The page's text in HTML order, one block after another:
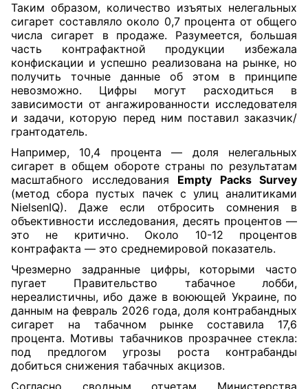
Таким образом, количество изъятых нелегальных
сигарет составляло около 0,7 процента от общего
числа сигарет в продаже. Разумеется, большая
часть контрафактной продукции избежала
конфискации и успешно реализована на рынке, но
получить точные данные об этом в принципе
невозможно. Цифры могут расходиться в
зависимости от ангажированности исследователя
и задачи, которую перед ним поставил заказчик/
грантодатель.
Например, 10,4 процента — доля нелегальных
сигарет в общем обороте страны по результатам
масштабного исследования Empty Packs Survey
(метод сбора пустых пачек с улиц аналитиками
NielsenIQ). Даже если отбросить сомнения в
объективности исследования, десять процентов —
это не критично. Около 10-12 процентов
контрафакта — это среднемировой показатель.
Чрезмерно задранные цифры, которыми часто
пугает Правительство табачное лобби,
нереалистичны, ибо даже в воюющей Украине, по
данным на февраль 2026 года, доля контрабандных
сигарет на табачном рынке составила 17,6
процента. Мотивы табачников прозрачнее стекла:
под предлогом угрозы роста контрабанды
добиться снижения табачных акцизов.
Согласно сводным отчетам Министерства